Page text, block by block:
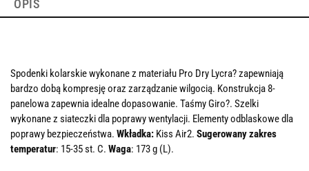
OPIS
Spodenki kolarskie wykonane z materiału Pro Dry Lycra? zapewniają
bardzo dobą kompresję oraz zarządzanie wilgocią. Konstrukcja 8-
panelowa zapewnia idealne dopasowanie. Taśmy Giro?. Szelki
wykonane z siateczki dla poprawy wentylacji. Elementy odblaskowe dla
poprawy bezpieczeństwa. Wkładka: Kiss Air2. Sugerowany zakres
temperatur: 15-35 st. C. Waga: 173 g (L).